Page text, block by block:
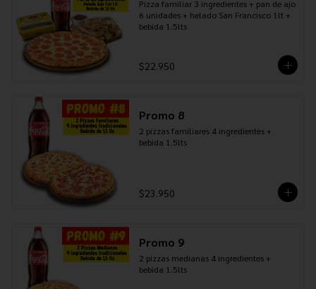
Pizza familiar 3 ingredientes + pan de ajo
6 unidades + helado San Francisco 1lt +
bebida 1.5lts
$22.950
Promo 8
2 pizzas familiares 4 ingredientes +
bebida 1.5lts
$23.950
Promo 9
2 pizzas medianas 4 ingredientes +
bebida 1.5lts